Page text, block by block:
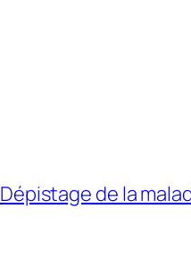
Dépistage de la